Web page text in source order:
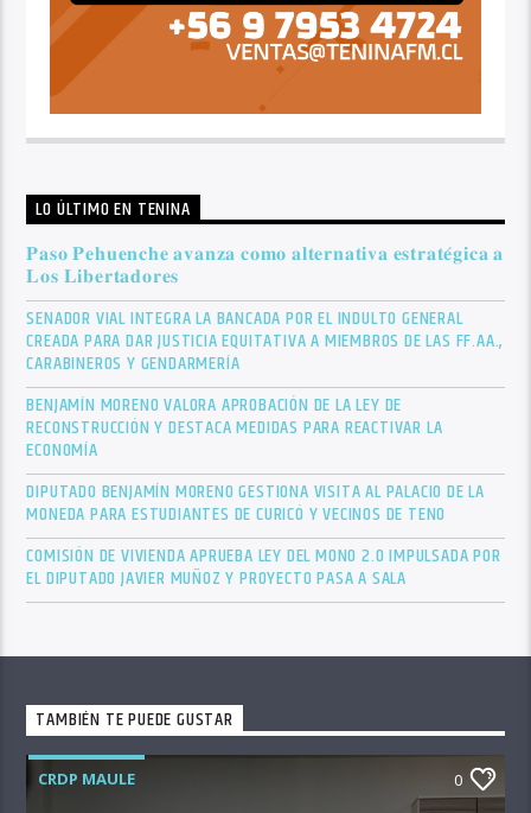
LO ÚLTIMO EN TENINA
𝐏𝐚𝐬𝐨 𝐏𝐞𝐡𝐮𝐞𝐧𝐜𝐡𝐞 𝐚𝐯𝐚𝐧𝐳𝐚 𝐜𝐨𝐦𝐨 𝐚𝐥𝐭𝐞𝐫𝐧𝐚𝐭𝐢𝐯𝐚 𝐞𝐬𝐭𝐫𝐚𝐭𝐞́𝐠𝐢𝐜𝐚 𝐚
𝐋𝐨𝐬 𝐋𝐢𝐛𝐞𝐫𝐭𝐚𝐝𝐨𝐫𝐞𝐬
SENADOR VIAL INTEGRA LA BANCADA POR EL INDULTO GENERAL
CREADA PARA DAR JUSTICIA EQUITATIVA A MIEMBROS DE LAS FF.AA.,
CARABINEROS Y GENDARMERÍA
BENJAMÍN MORENO VALORA APROBACIÓN DE LA LEY DE
RECONSTRUCCIÓN Y DESTACA MEDIDAS PARA REACTIVAR LA
ECONOMÍA
DIPUTADO BENJAMÍN MORENO GESTIONA VISITA AL PALACIO DE LA
MONEDA PARA ESTUDIANTES DE CURICÓ Y VECINOS DE TENO
COMISIÓN DE VIVIENDA APRUEBA LEY DEL MONO 2.0 IMPULSADA POR
EL DIPUTADO JAVIER MUÑOZ Y PROYECTO PASA A SALA
TAMBIÉN TE PUEDE GUSTAR
CRDP MAULE 0